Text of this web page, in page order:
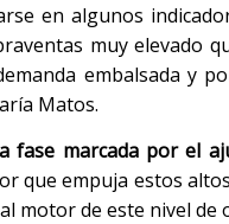
en algunos
muy elevado
embalsada y
Matos.
fase marcada por el
que empuja estos
motor de este nivel de